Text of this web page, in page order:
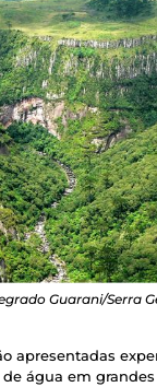
Guarani/Serra
apresentadas
água em